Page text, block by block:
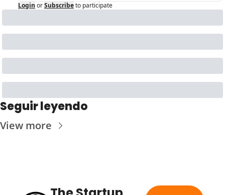
Login orSubscribeto participate
Seguir leyendo
View more